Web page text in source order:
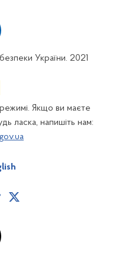
України. 2021
Якщо ви маєте
ласка, напишіть нам: